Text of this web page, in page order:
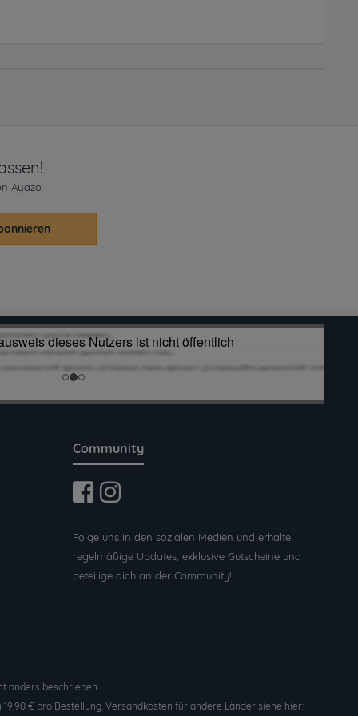
Ayazo.
Community
Folge uns in den sozialen Medien und erhalte
regelmäßige Updates, exklusive Gutscheine und
beteilige dich an der Community!
anders beschrieben.
€ pro Bestellung. Versandkosten für andere Länder siehe hier: